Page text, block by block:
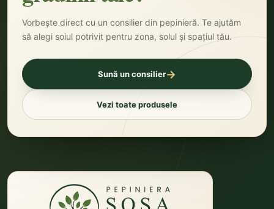
Vorbește direct cu un consilier din pepinieră. Te ajutăm
să alegi soiul potrivit pentru zona, solul și spațiul tău.
Sună un consilier→
Vezi toate produsele